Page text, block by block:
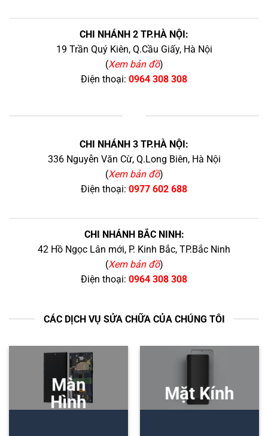
CHI NHÁNH 2 TP.HÀ NỘI:
19 Trần Quý Kiên, Q.Cầu Giấy, Hà Nội
(Xem bản đồ)
Điện thoại: 0964 308 308
CHI NHÁNH 3 TP.HÀ NỘI:
336 Nguyễn Văn Cừ, Q.Long Biên, Hà Nội
(Xem bản đồ)
Điện thoại: 0977 602 688
CHI NHÁNH BẮC NINH:
42 Hồ Ngọc Lân mới, P. Kinh Bắc, TP.Bắc Ninh
(Xem bản đồ)
Điện thoại: 0964 308 308
CÁC DỊCH VỤ SỬA CHỮA CỦA CHÚNG TÔI
Màn
Hình
Mặt Kính